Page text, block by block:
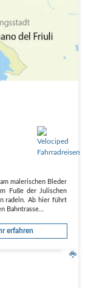
malerischen Bleder
Fuße der Julischen
radeln. Ab hier führt
Bahntrasse…
erfahren